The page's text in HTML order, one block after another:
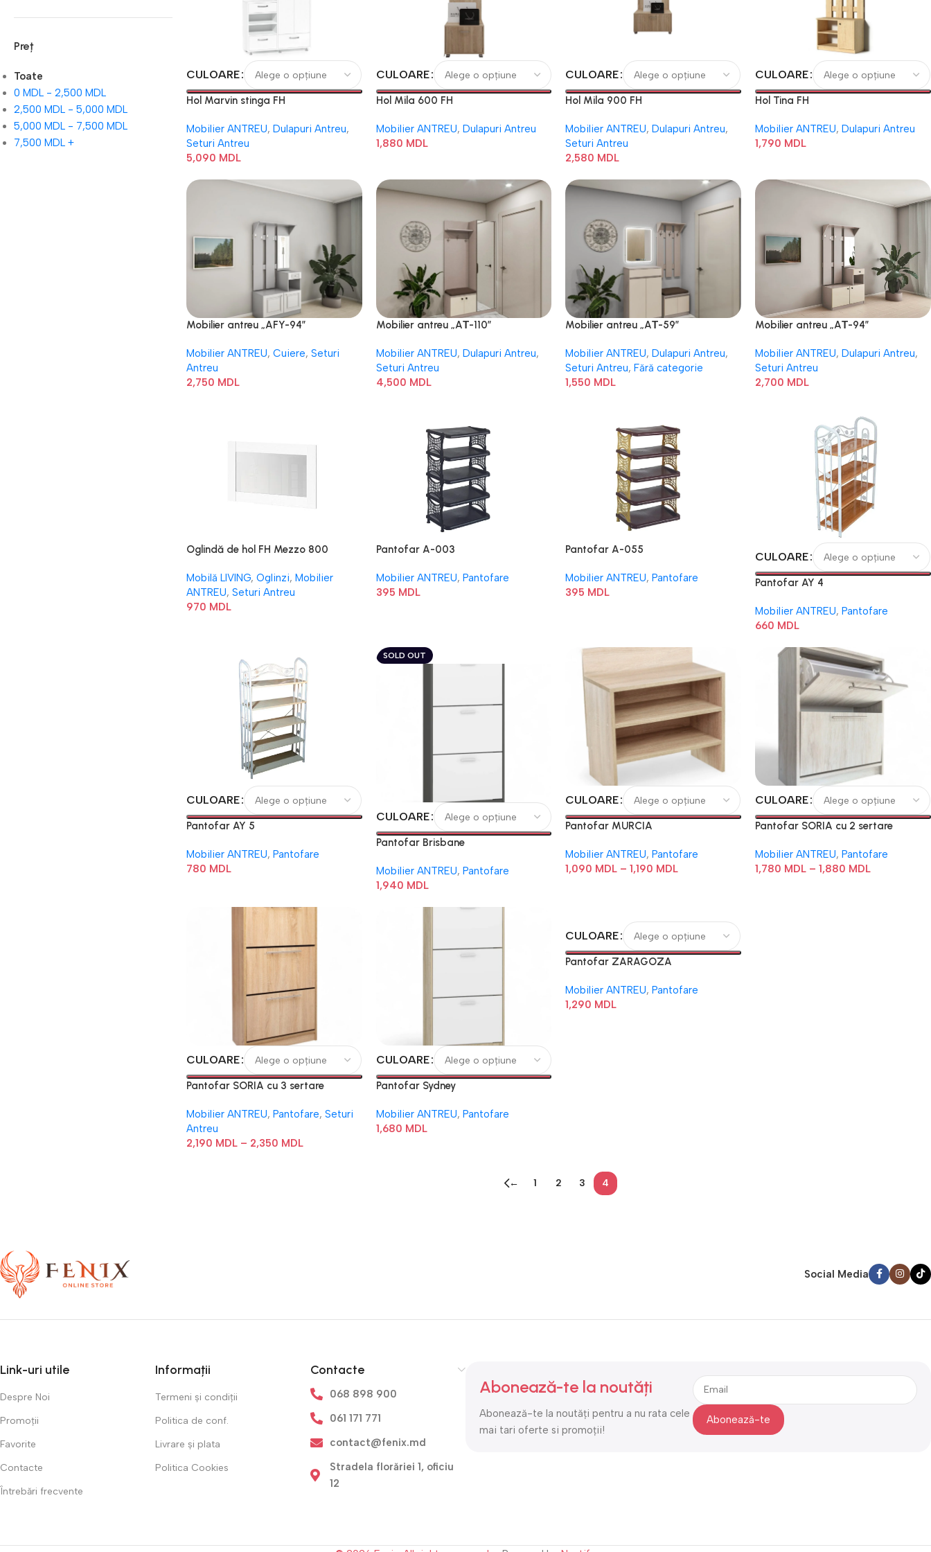
Preț
Toate
0 MDL - 2,500 MDL
2,500 MDL - 5,000 MDL
5,000 MDL - 7,500 MDL
7,500 MDL +
CULOARE
Hol Marvin stinga FH
Mobilier ANTREU, Dulapuri Antreu,
Seturi Antreu
5,090 MDL
CULOARE
Hol Mila 600 FH
Mobilier ANTREU, Dulapuri Antreu
1,880 MDL
CULOARE
Hol Mila 900 FH
Mobilier ANTREU, Dulapuri Antreu,
Seturi Antreu
2,580 MDL
CULOARE
Hol Tina FH
Mobilier ANTREU, Dulapuri Antreu
1,790 MDL
Mobilier antreu „AFY-94”
Mobilier ANTREU, Cuiere, Seturi
Antreu
2,750 MDL
Mobilier antreu „AТ-110”
Mobilier ANTREU, Dulapuri Antreu,
Seturi Antreu
4,500 MDL
Mobilier antreu „AТ-59”
Mobilier ANTREU, Dulapuri Antreu,
Seturi Antreu, Fără categorie
1,550 MDL
Mobilier antreu „AТ-94”
Mobilier ANTREU, Dulapuri Antreu,
Seturi Antreu
2,700 MDL
Oglindă de hol FH Mezzo 800
Mobilă LIVING, Oglinzi, Mobilier
ANTREU, Seturi Antreu
970 MDL
Pantofar A-003
Mobilier ANTREU, Pantofare
395 MDL
Pantofar A-055
Mobilier ANTREU, Pantofare
395 MDL
CULOARE
Pantofar AY 4
Mobilier ANTREU, Pantofare
660 MDL
CULOARE
Pantofar AY 5
Mobilier ANTREU, Pantofare
780 MDL
SOLD OUT
CULOARE
Pantofar Brisbane
Mobilier ANTREU, Pantofare
1,940 MDL
CULOARE
Pantofar MURCIA
Mobilier ANTREU, Pantofare
1,090 MDL – 1,190 MDL
CULOARE
Pantofar SORIA cu 2 sertare
Mobilier ANTREU, Pantofare
1,780 MDL – 1,880 MDL
CULOARE
Pantofar SORIA cu 3 sertare
Mobilier ANTREU, Pantofare, Seturi
Antreu
2,190 MDL – 2,350 MDL
CULOARE
Pantofar Sydney
Mobilier ANTREU, Pantofare
1,680 MDL
CULOARE
Pantofar ZARAGOZA
Mobilier ANTREU, Pantofare
1,290 MDL
← 1 2 3 4
Social Media
Link-uri utile
Despre Noi
Promoții
Favorite
Contacte
Întrebări frecvente
Informații
Termeni și condiții
Politica de conf.
Livrare și plata
Politica Cookies
Contacte
068 898 900
061 171 771
contact@fenix.md
Stradela florăriei 1, oficiu
12
Abonează-te la noutăți
Abonează-te la noutăți pentru a nu rata cele
mai tari oferte si promoții!